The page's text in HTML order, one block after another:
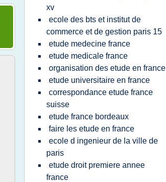
xv
ecole des bts et institut de
commerce et de gestion paris 15
etude medecine france
etude medicale france
organisation des etude en france
etude universitaire en france
correspondance etude france
suisse
etude france bordeaux
faire les etude en france
ecole d ingenieur de la ville de
paris
etude droit premiere annee
france